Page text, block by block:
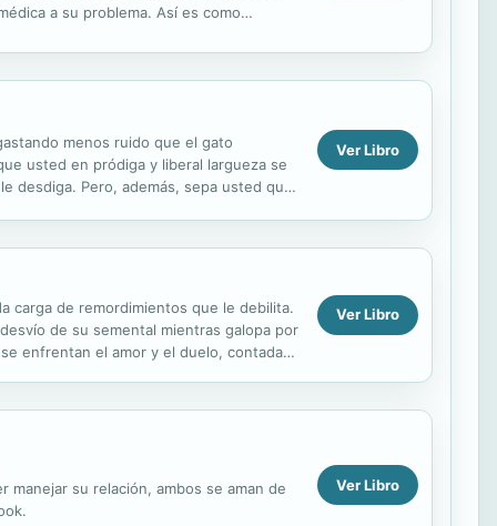
a su problema. Así es como
menos ruido que el gato
usted en pródiga y liberal largueza se
desdiga. Pero, además, sepa usted que
Ver Libro
carga de remordimientos que le debilita.
de su semental mientras galopa por
enfrentan el amor y el duelo, contada
Ver Libro
manejar su relación, ambos se aman de
Ver Libro